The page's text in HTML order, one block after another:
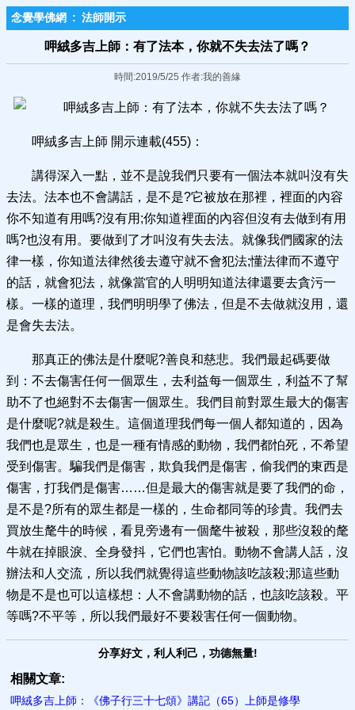
念覺學佛網 : 法師開示
呷絨多吉上師：有了法本，你就不失去法了嗎？
時間:2019/5/25 作者:我的善緣
呷絨多吉上師 開示連載(455)：
講得深入一點，並不是說我們只要有一個法本就叫沒有失
去法。法本也不會講話，是不是?它被放在那裡，裡面的內容
你不知道有用嗎?沒有用;你知道裡面的內容但沒有去做到有用
嗎?也沒有用。要做到了才叫沒有失去法。就像我們國家的法
律一樣，你知道法律然後去遵守就不會犯法;懂法律而不遵守
的話，就會犯法，就像當官的人明明知道法律還要去貪污一
樣。一樣的道理，我們明明學了佛法，但是不去做就沒用，還
是會失去法。
那真正的佛法是什麼呢?善良和慈悲。我們最起碼要做
到：不去傷害任何一個眾生，去利益每一個眾生，利益不了幫
助不了也絕對不去傷害一個眾生。我們目前對眾生最大的傷害
是什麼呢?就是殺生。這個道理我們每一個人都知道的，因為
我們也是眾生，也是一種有情感的動物，我們都怕死，不希望
受到傷害。騙我們是傷害，欺負我們是傷害，偷我們的東西是
傷害，打我們是傷害……但是最大的傷害就是要了我們的命，
是不是?所有的眾生都是一樣的，生命都同等的珍貴。我們去
買放生氂牛的時候，看見旁邊有一個氂牛被殺，那些沒殺的氂
牛就在掉眼淚、全身發抖，它們也害怕。動物不會講人話，沒
辦法和人交流，所以我們就覺得這些動物該吃該殺;那這些動
物是不是也可以這樣想：人不會講動物的話，也該吃該殺。平
等嗎?不平等，所以我們最好不要殺害任何一個動物。
分享好文，利人利己，功德無量!
相關文章:
呷絨多吉上師：《佛子行三十七頌》講記（65）上師是修學